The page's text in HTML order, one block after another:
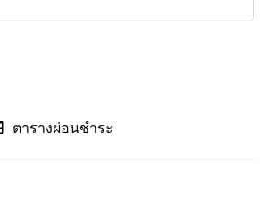
ตารางผ่อนชำระ